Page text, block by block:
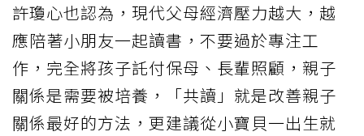
許瓊心也認為，現代父母經濟壓力越大，越
應陪著小朋友一起讀書，不要過於專注工
作，完全將孩子託付保母、長輩照顧，親子
關係是需要被培養，「共讀」就是改善親子
關係最好的方法，更建議從小寶貝一出生就